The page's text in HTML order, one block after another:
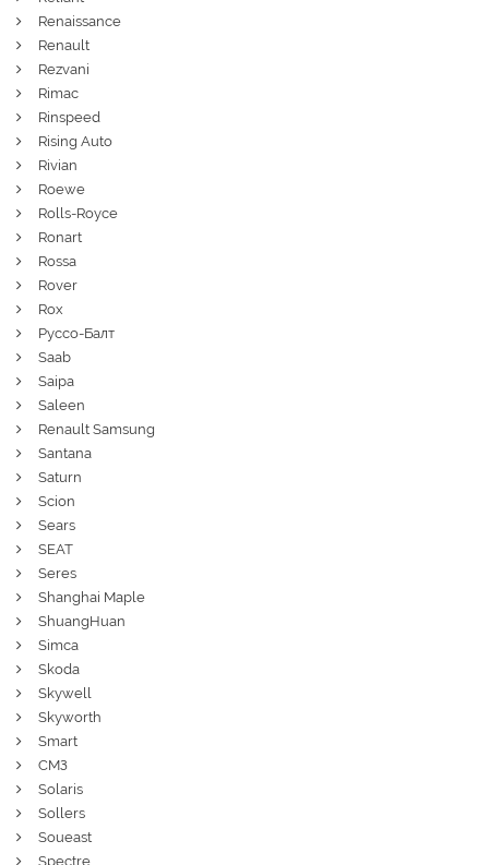
Renaissance
Renault
Rezvani
Rimac
Rinspeed
Rising Auto
Rivian
Roewe
Rolls-Royce
Ronart
Rossa
Rover
Rox
Руссо-Балт
Saab
Saipa
Saleen
Renault Samsung
Santana
Saturn
Scion
Sears
SEAT
Seres
Shanghai Maple
ShuangHuan
Simca
Skoda
Skywell
Skyworth
Smart
СМЗ
Solaris
Sollers
Soueast
Spectre